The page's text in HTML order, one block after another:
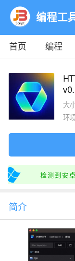
编程工
首页 编程
大
环
检测到安
简介